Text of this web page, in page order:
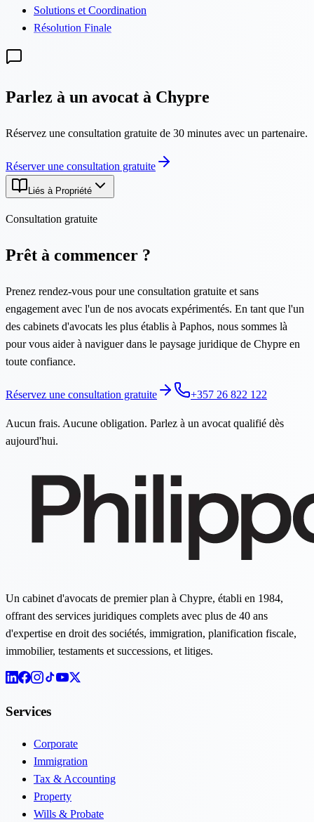
Solutions et Coordination
Résolution Finale
Parlez à un avocat à Chypre
Réservez une consultation gratuite de 30 minutes avec un partenaire.
Réserver une consultation gratuite
Liés à Propriété
Consultation gratuite
Prêt à commencer ?
Prenez rendez-vous pour une consultation gratuite et sans
engagement avec l'un de nos avocats expérimentés. En tant que l'un
des cabinets d'avocats les plus établis à Paphos, nous sommes là
pour vous aider à naviguer dans le paysage juridique de Chypre en
toute confiance.
Réservez une consultation gratuite +357 26 822 122
Aucun frais. Aucune obligation. Parlez à un avocat qualifié dès
aujourd'hui.
Un cabinet d'avocats de premier plan à Chypre, établi en 1984,
offrant des services juridiques complets avec plus de 40 ans
d'expertise en droit des sociétés, immigration, planification fiscale,
immobilier, testaments et successions, et litiges.
Services
Corporate
Immigration
Tax & Accounting
Property
Wills & Probate